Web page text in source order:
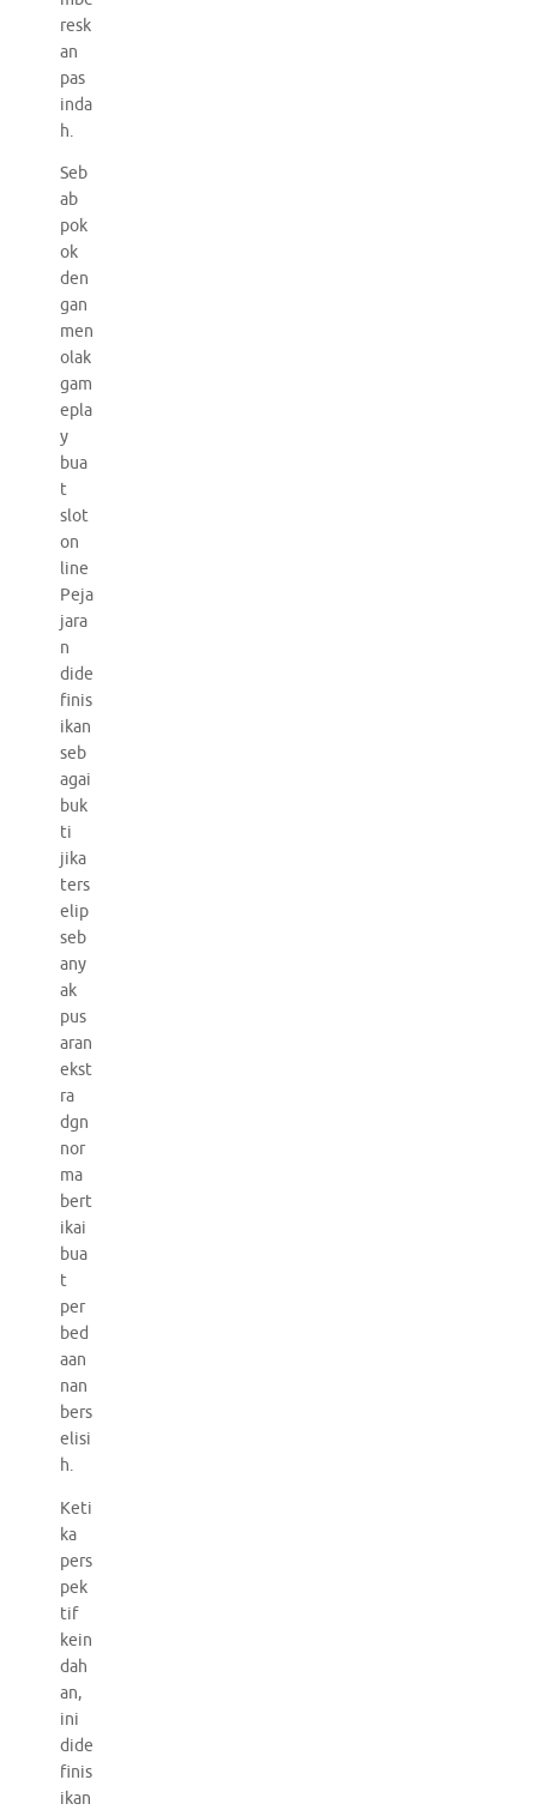
resk
an
pas
inda
h.
Seb
ab
pok
ok
den
gan
men
olak
gam
epla
y
bua
t
slot
on
line
Peja
jara
n
dide
finis
ikan
seb
agai
buk
ti
jika
ters
elip
seb
any
ak
pus
aran
ekst
ra
dgn
nor
ma
bert
ikai
bua
t
per
bed
aan
nan
bers
elisi
h.
Keti
ka
pers
pek
tif
kein
dah
an,
ini
dide
finis
ikan